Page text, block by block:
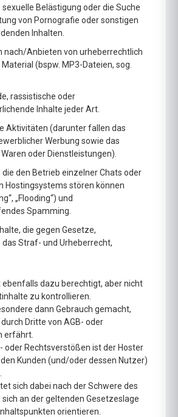
Belästigung oder die Suche
von Pornografie oder sonstigen
Inhalten.
nach/Anbieten von urheberrechtlich
(bspw. MP3-Dateien, sog.
rassistische oder
Inhalte jeder Art.
Aktivitäten (darunter fallen das
Werbung sowie das
oder Dienstleistungen).
den Betrieb einzelner Chats oder
Hostingsystems stören können
„Flooding“) und
Spamming.
die gegen Gesetze,
Straf- und Urheberrecht,
ebenfalls dazu berechtigt, aber nicht
zu kontrollieren.
dann Gebrauch gemacht,
Dritte von AGB- oder
erfährt.
oder Rechtsverstößen ist der Hoster
Kunden (und/oder dessen Nutzer)
sich dabei nach der Schwere des
an der geltenden Gesetzeslage
orientieren.